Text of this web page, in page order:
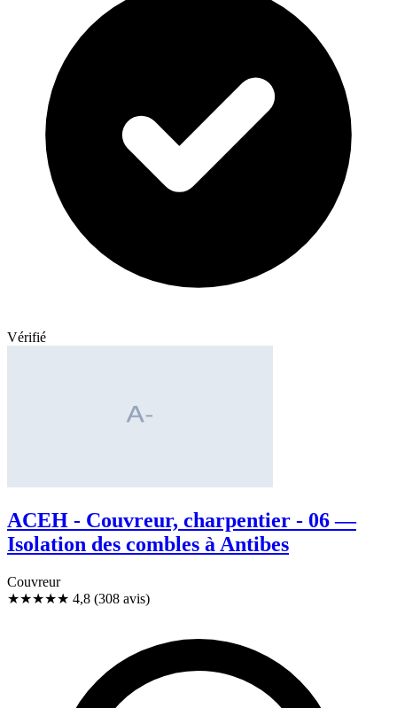
Vérifié
ACEH - Couvreur, charpentier - 06 —
Isolation des combles à Antibes
Couvreur
★★★★★ 4,8 (308 avis)